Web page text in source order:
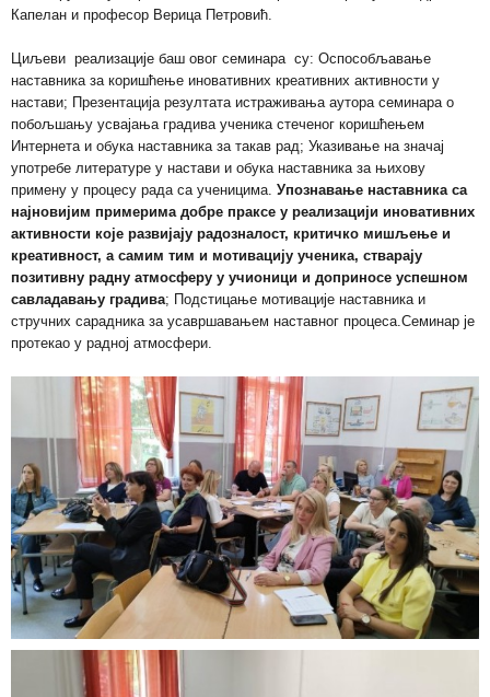
Капелан и професор Верица Петровић.
Циљеви реализације баш овог семинара су: Оспособљавање
наставника за коришћење иновативних креативних активности у
настави; Презентација резултата истраживања аутора семинара о
побољшању усвајања градива ученика стеченог коришћењем
Интернета и обука наставника за такав рад; Указивање на значај
употребе литературе у настави и обука наставника за њихову
примену у процесу рада са ученицима. Упознавање наставника са
најновијим примерима добре праксе у реализацији иновативних
активности које развијају радозналост, критичко мишљење и
креативност, а самим тим и мотивацију ученика, стварају
позитивну радну атмосферу у учионици и доприносе успешном
савладавању градива; Подстицање мотивације наставника и
стручних сарадника за усавршавањем наставног процеса.Семинар је
протекао у радној атмосфери.